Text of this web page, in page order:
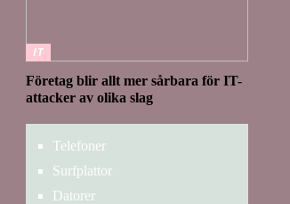
IT
Företag blir allt mer sårbara för IT-
attacker av olika slag
Telefoner
Surfplattor
Datorer